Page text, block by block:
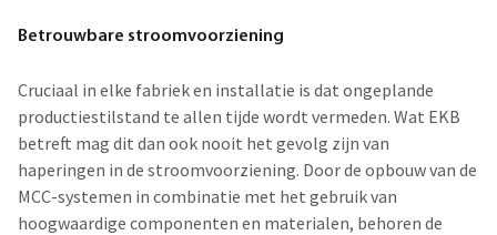
Betrouwbare stroomvoorziening
Cruciaal in elke fabriek en installatie is dat ongeplande
productiestilstand te allen tijde wordt vermeden. Wat EKB
betreft mag dit dan ook nooit het gevolg zijn van
haperingen in de stroomvoorziening. Door de opbouw van de
MCC-systemen in combinatie met het gebruik van
hoogwaardige componenten en materialen, behoren de